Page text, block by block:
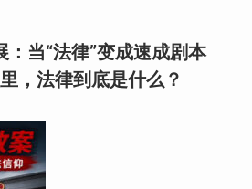
当“法律”变成速成剧本
，法律到底是什么？